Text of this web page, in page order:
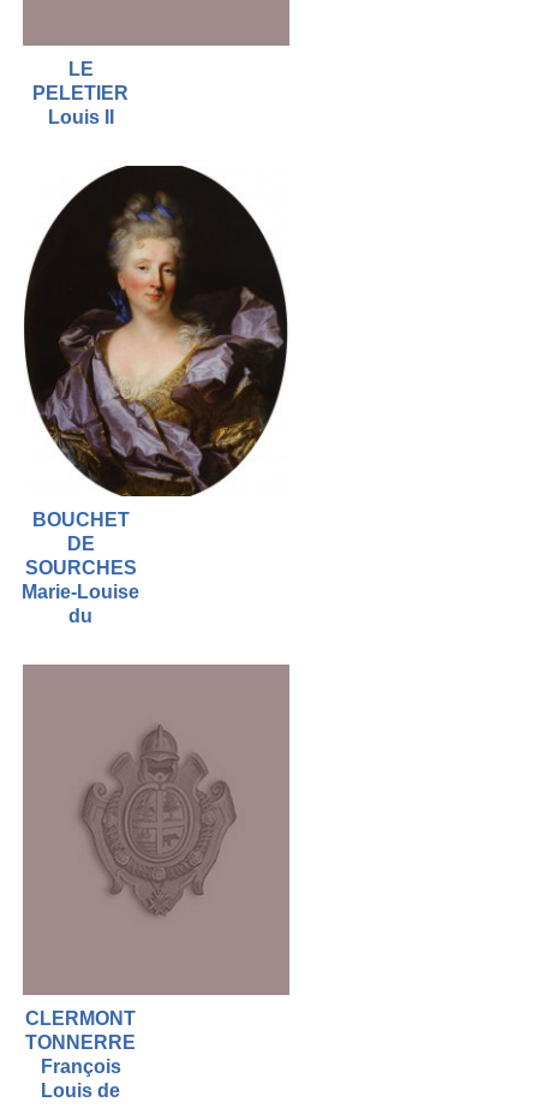
LE
PELETIER
Louis II
BOUCHET
DE
SOURCHES
Marie-Louise
du
CLERMONT
TONNERRE
François
Louis de